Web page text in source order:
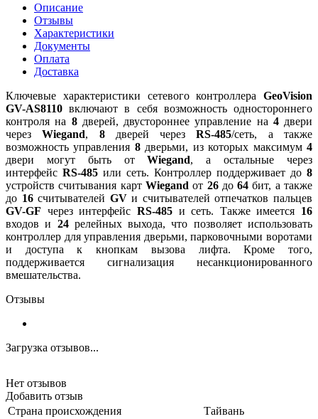
Описание
Отзывы
Характеристики
Документы
Оплата
Доставка
Ключевые характеристики сетевого контроллера GeoVision
GV-AS8110 включают в себя возможность одностороннего
контроля на 8 дверей, двустороннее управление на 4двери
черезWiegand, 8дверей черезRS-485/сеть, а также
возможность управления 8дверьми, из которых максимум4
двери могут быть отWiegand, а остальные через
интерфейс RS-485 или сеть. Контроллер поддерживает до 8
устройств считывания карт Wiegandот 26до64 бит, а также
до 16считывателей GVи считывателей отпечатков пальцев
GV-GF через интерфейс RS-485и сеть. Также имеется 16
входов и 24релейных выхода, что позволяет использовать
контроллер для управления дверьми, парковочными воротами
и доступа к кнопкам вызова лифта. Кроме того,
поддерживается сигнализация несанкционированного
вмешательства.
Отзывы
Загрузка отзывов...
Нет отзывов
Добавить отзыв
Страна происхождения
Тайвань